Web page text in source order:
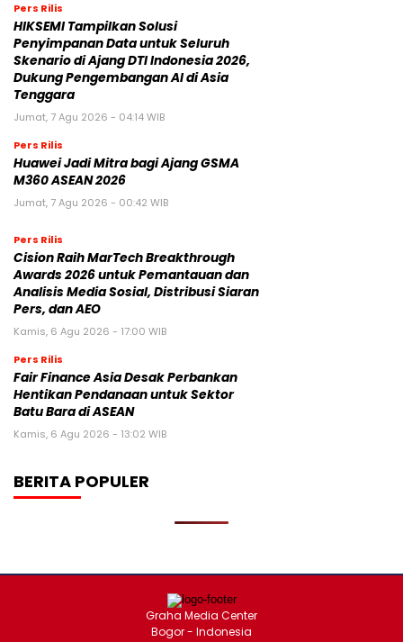
Pers Rilis
HIKSEMI Tampilkan Solusi
Penyimpanan Data untuk Seluruh
Skenario di Ajang DTI Indonesia 2026,
Dukung Pengembangan AI di Asia
Tenggara
Jumat, 7 Agu 2026 - 04:14 WIB
Pers Rilis
Huawei Jadi Mitra bagi Ajang GSMA
M360 ASEAN 2026
Jumat, 7 Agu 2026 - 00:42 WIB
Pers Rilis
Cision Raih MarTech Breakthrough
Awards 2026 untuk Pemantauan dan
Analisis Media Sosial, Distribusi Siaran
Pers, dan AEO
Kamis, 6 Agu 2026 - 17:00 WIB
Pers Rilis
Fair Finance Asia Desak Perbankan
Hentikan Pendanaan untuk Sektor
Batu Bara di ASEAN
Kamis, 6 Agu 2026 - 13:02 WIB
BERITA POPULER
Graha Media Center
Bogor - Indonesia